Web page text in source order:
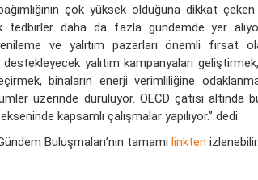
çok yüksek olduğuna dikkat
tedbirler daha da fazla gündemde yer
ve yalıtım pazarları önemli fırsat
yalıtım kampanyaları
binaların enerji verimliliğine
üzerinde duruluyor. OECD çatısı altında
kapsamlı çalışmalar yapılıyor.” dedi.
Buluşmaları’nın tamamı linkten izlenebilir.